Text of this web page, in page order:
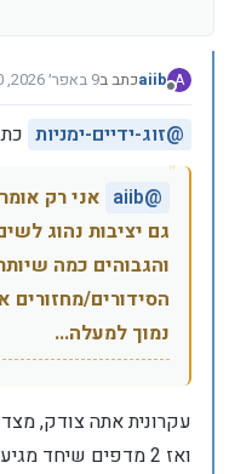
A
מנותק
aiibכתב ב9 באפר׳ 2026, 18:10
נערך לאחרונה על ידי
@זוג-ידיים-ימניות
@
aiib אני רק
גם יציבות נהוג
והגבוהים כמה
הסידורים/מחזורים
נמוך למעלה...
ואז 2 מדפים שיחד